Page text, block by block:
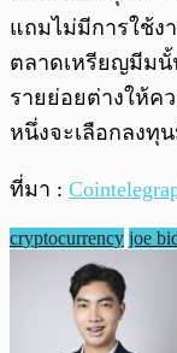
แถมไม่มีการใช้ง
ตลาดเหรียญมีม
รายย่อยต่างให้ค
หนึ่งจะเลือกลงทุ
ที่มา :
cryptocurrency joe